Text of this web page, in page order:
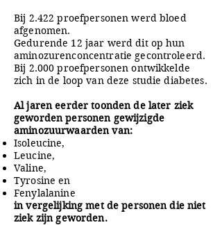
Bij 2.422 proefpersonen werd bloed
afgenomen.
Gedurende 12 jaar werd dit op hun
aminozurenconcentratie gecontroleerd.
Bij 2.000 proefpersonen ontwikkelde
zich in de loop van deze studie diabetes.
Al jaren eerder toonden de later ziek
geworden personen gewijzigde
aminozuurwaarden van:
Isoleucine,
Leucine,
Valine,
Tyrosine en
Fenylalanine
in vergelijking met de personen die niet
ziek zijn geworden.